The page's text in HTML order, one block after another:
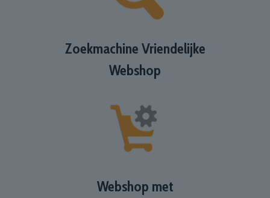
Zoekmachine Vriendelijke
Webshop
Webshop met